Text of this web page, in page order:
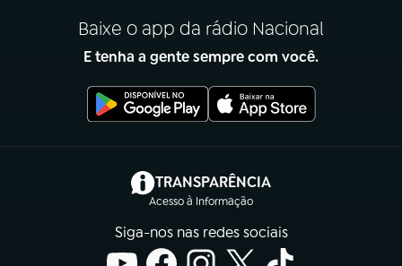
Baixe o app da rádio Nacional
E tenha a gente sempre com você.
TRANSPARÊNCIA
Acesso à Informação
(abre em nova aba)
Siga-nos nas redes sociais